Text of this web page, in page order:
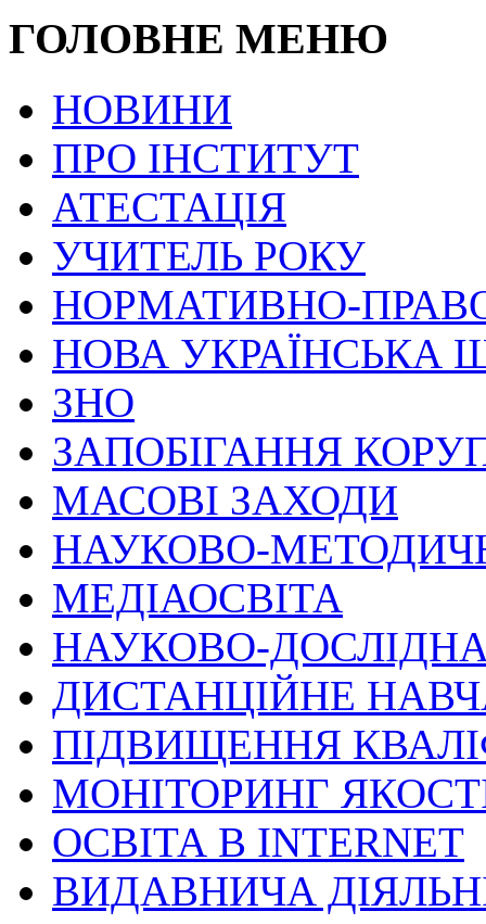
ГОЛОВНЕ МЕНЮ
НОВИНИ
ПРО ІНСТИТУТ
АТЕСТАЦІЯ
УЧИТЕЛЬ РОКУ
НОРМАТИВНО-
НОВА УКРАЇНСЬКА
ЗНО
ЗАПОБІГАННЯ
МАСОВІ ЗАХОДИ
НАУКОВО-
МЕДІАОСВІТА
НАУКОВО-
ДИСТАНЦІЙНЕ
ПІДВИЩЕННЯ
МОНІТОРИНГ
ОСВІТА В INTERNET
ВИДАВНИЧА